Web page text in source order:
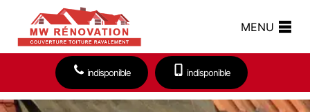
MENU
indisponible indisponible